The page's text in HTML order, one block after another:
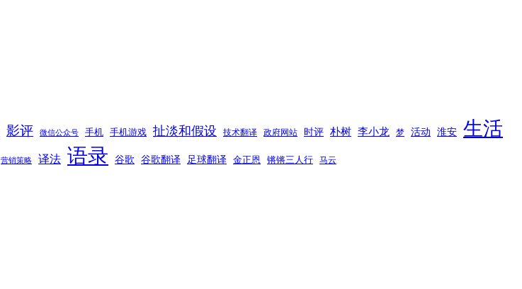
影评 微信公众号 手机 手机游戏 扯淡和假设 技术翻译 政府网站 时评 朴树 李小龙 梦 活动 淮安 生活
营销策略 译法 语录 谷歌 谷歌翻译 足球翻译 金正恩 锵锵三人行 马云